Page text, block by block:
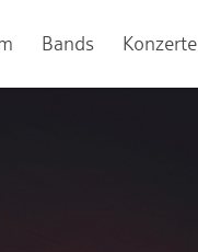
Bands Konzerte